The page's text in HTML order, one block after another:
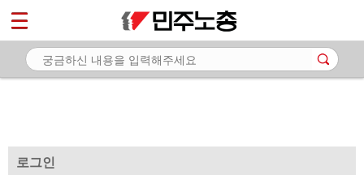
로그인
마이페이지
소개
자료